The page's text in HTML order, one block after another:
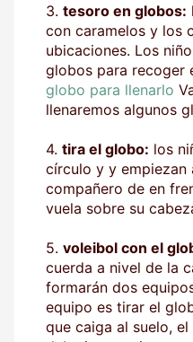
3. tesoro en globos:
con caramelos y los
ubicaciones. Los
globos para recoger
globo para llenarlo
llenaremos algunos
4. tira el globo: los
círculo y y empiezan
compañero de en
vuela sobre su
5. voleibol con el
cuerda a nivel de la
formarán dos
equipo es tirar el
que caiga al suelo,